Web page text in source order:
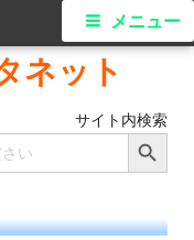
ネット
サイト内検索
Search Button
メニュー